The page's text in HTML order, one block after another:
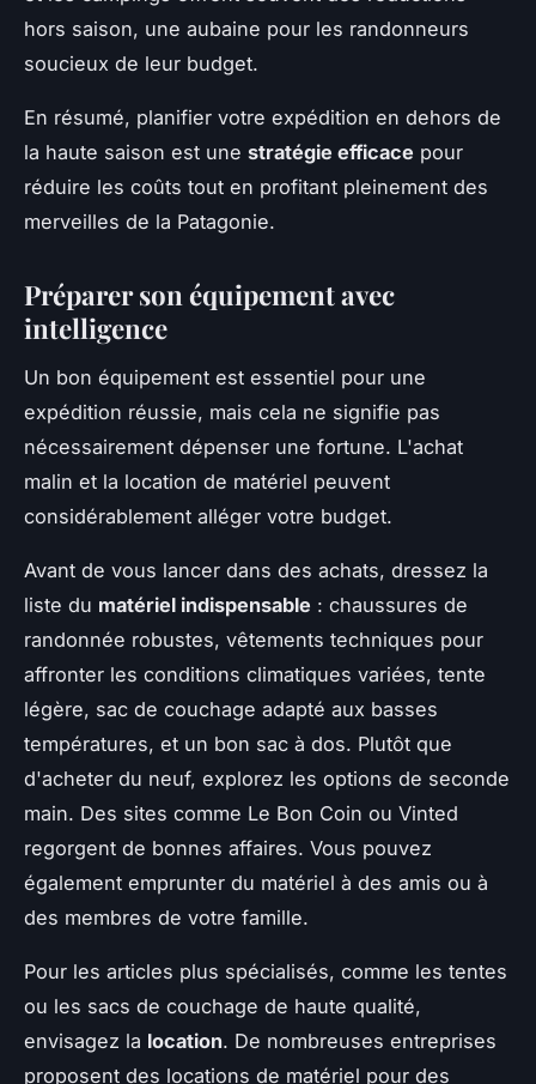
hors saison, une aubaine pour les randonneurs
soucieux de leur budget.
En résumé, planifier votre expédition en dehors de
la haute saison est une stratégie efficace pour
réduire les coûts tout en profitant pleinement des
merveilles de la Patagonie.
Préparer son équipement avec
intelligence
Un bon équipement est essentiel pour une
expédition réussie, mais cela ne signifie pas
nécessairement dépenser une fortune. L'achat
malin et la location de matériel peuvent
considérablement alléger votre budget.
Avant de vous lancer dans des achats, dressez la
liste du matériel indispensable : chaussures de
randonnée robustes, vêtements techniques pour
affronter les conditions climatiques variées, tente
légère, sac de couchage adapté aux basses
températures, et un bon sac à dos. Plutôt que
d'acheter du neuf, explorez les options de seconde
main. Des sites comme Le Bon Coin ou Vinted
regorgent de bonnes affaires. Vous pouvez
également emprunter du matériel à des amis ou à
des membres de votre famille.
Pour les articles plus spécialisés, comme les tentes
ou les sacs de couchage de haute qualité,
envisagez la location. De nombreuses entreprises
proposent des locations de matériel pour des